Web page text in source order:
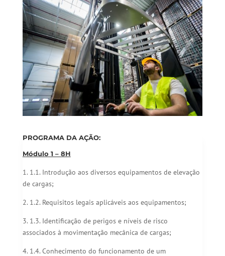
PROGRAMA DA AÇÃO:
Módulo 1 – 8H
1. 1.1. Introdução aos diversos equipamentos de elevação
de cargas;
2. 1.2. Requisitos legais aplicáveis aos equipamentos;
3. 1.3. Identificação de perigos e níveis de risco
associados à movimentação mecânica de cargas;
4. 1.4. Conhecimento do funcionamento de um